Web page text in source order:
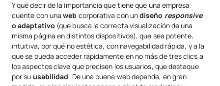
Y qué decir de la importancia que tiene que una empresa
cuente con unaweb corporativa con undiseño responsive
o adaptativo (que busca la correcta visualización de una
misma página en distintos dispositivos), que sea potente,
intuitiva, por qué no estética, con navegabilidad rápida, y a la
que se pueda acceder rápidamente en no más de tres clics a
los aspectos clave que precisen los usuarios, que destaque
por su usabilidad. De una buena web depende, en gran